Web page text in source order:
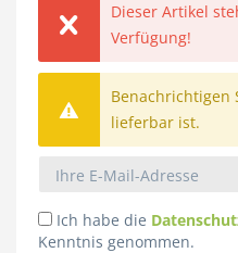
Dieser Artikel
Verfügung!
Benachrichtigen
lieferbar ist.
Ich habe die
Kenntnis genommen.